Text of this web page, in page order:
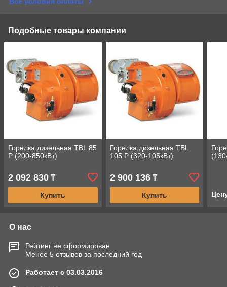
Подобные товары компании
Горелка дизельная TBL 85
P (200-850кВт)
2 092 830 ₸
Купить
Горелка дизельная TBL
105 P (320-105кВт)
2 900 136₸
Купить
О нас
Рейтинг не сформирован
Менее 5 отзывов за последний год
Работает с 03.03.2016